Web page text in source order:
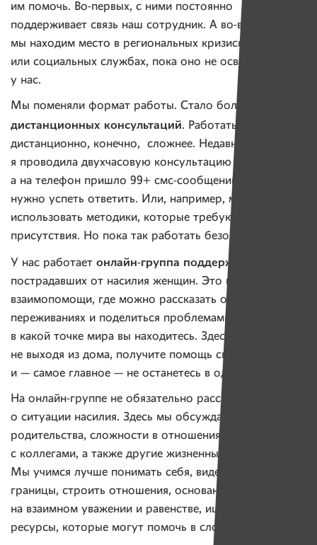
им помочь. Во-первых, с ними постоянно
поддерживает связь наш сотрудник. А во-вторых,
мы находим место в региональных кризисных центрах
или социальных службах, пока оно не освободится
у нас.
Мы поменяли формат работы. Стало больше
дистанционных консультаций. Работать
дистанционно, конечно, сложнее. Недавно
я проводила двухчасовую консультацию по Скайпу,
а на телефон пришло 99+ смс-сообщений — и на все
нужно успеть ответить. Или, например, мы не можем
использовать методики, которые требуют личного
присутствия. Но пока так работать безопаснее.
У нас работает онлайн-группа поддержки
пострадавших от насилия женщин. Это группа
взаимопомощи, где можно рассказать о своих
переживаниях и поделиться проблемами. Не важно,
в какой точке мира вы находитесь. Здесь вы,
не выходя из дома, получите помощь специалистов
и — самое главное — не останетесь в одиночестве.
На онлайн-группе не обязательно рассказывать
о ситуации насилия. Здесь мы обсуждаем проблемы
родительства, сложности в отношениях с партнером,
с коллегами, а также другие жизненные трудности.
Мы учимся лучше понимать себя, видеть свои
границы, строить отношения, основанные
на взаимном уважении и равенстве, ищем любые
ресурсы, которые могут помочь в сложной ситуации.